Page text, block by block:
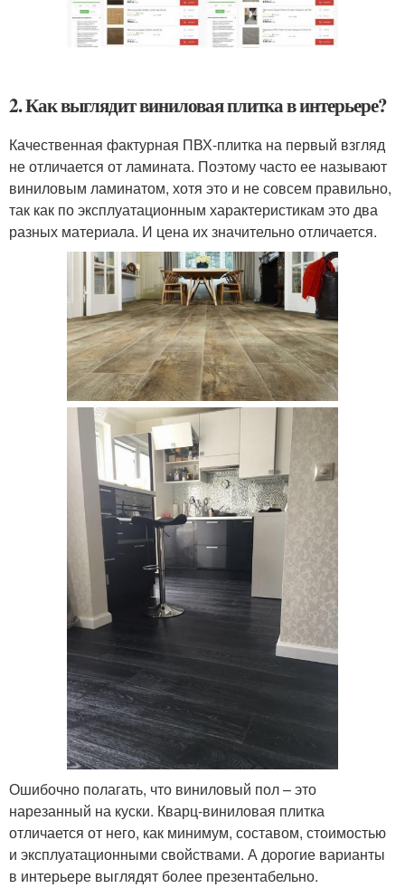
2. Как выглядит виниловая плитка в интерьере?
Качественная фактурная ПВХ-плитка на первый взгляд
не отличается от ламината. Поэтому часто ее называют
виниловым ламинатом, хотя это и не совсем правильно,
так как по эксплуатационным характеристикам это два
разных материала. И цена их значительно отличается.
Ошибочно полагать, что виниловый пол – это
нарезанный на куски. Кварц-виниловая плитка
отличается от него, как минимум, составом, стоимостью
и эксплуатационными свойствами. А дорогие варианты
в интерьере выглядят более презентабельно.